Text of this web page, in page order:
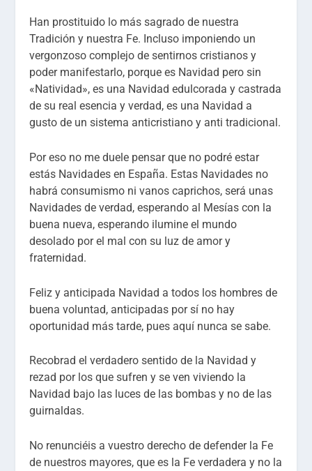
Han prostituido lo más sagrado de nuestra
Tradición y nuestra Fe. Incluso imponiendo un
vergonzoso complejo de sentirnos cristianos y
poder manifestarlo, porque es Navidad pero sin
«Natividad», es una Navidad edulcorada y castrada
de su real esencia y verdad, es una Navidad a
gusto de un sistema anticristiano y anti tradicional.
Por eso no me duele pensar que no podré estar
estás Navidades en España. Estas Navidades no
habrá consumismo ni vanos caprichos, será unas
Navidades de verdad, esperando al Mesías con la
buena nueva, esperando ilumine el mundo
desolado por el mal con su luz de amor y
fraternidad.
Feliz y anticipada Navidad a todos los hombres de
buena voluntad, anticipadas por sí no hay
oportunidad más tarde, pues aquí nunca se sabe.
Recobrad el verdadero sentido de la Navidad y
rezad por los que sufren y se ven viviendo la
Navidad bajo las luces de las bombas y no de las
guirnaldas.
No renunciéis a vuestro derecho de defender la Fe
de nuestros mayores, que es la Fe verdadera y no la